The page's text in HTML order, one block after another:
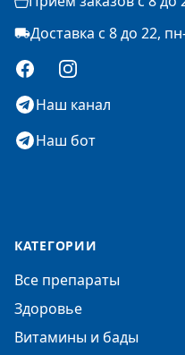
Доставка с 8 до 22,
FacebookInstagram
Наш канал
Наш бот
КАТЕГОРИИ
Все препараты
Здоровье
Витамины и бады